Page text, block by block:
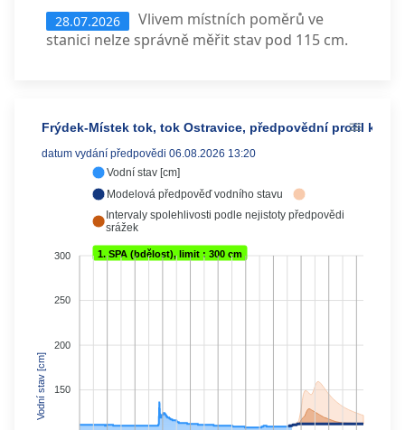
28.07.2026
Vlivem místních poměrů ve
stanici nelze správně měřit stav pod 115 cm.
Vodní stav [cm]
Modelová předpověď vodního stavu
Intervaly spolehlivosti podle nejistoty předpovědi
srážek
Frýdek-Místek tok, tok Ostravice, předpovědní profil
datum vydání předpovědi 06.08.2026 13:20
300
250
200
150
Vodní stav [cm]
1. SPA (bdělost), limit : 300 cm